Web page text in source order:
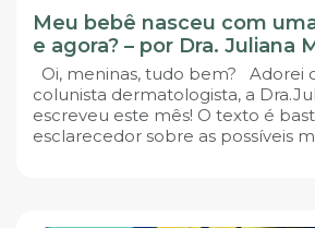
Meu bebê nasceu com
e agora? – por Dra. Juliana
Oi, meninas, tudo bem? Adorei
colunista dermatologista, a
escreveu este mês! O texto é
esclarecedor sobre as possíveis